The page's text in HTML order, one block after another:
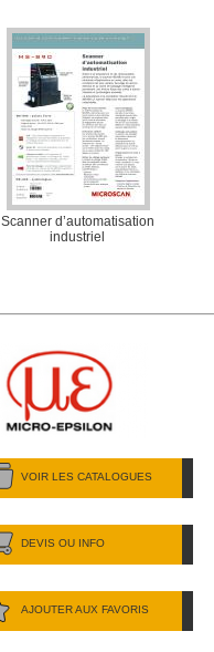
Scanner d’automatisation
industriel
VOIR LES CATALOGUES
DEVIS OU INFO
AJOUTER AUX FAVORIS